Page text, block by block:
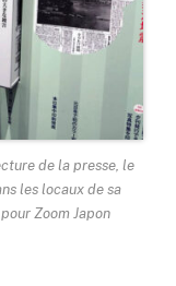
de la presse, le
les locaux de sa
Zoom Japon